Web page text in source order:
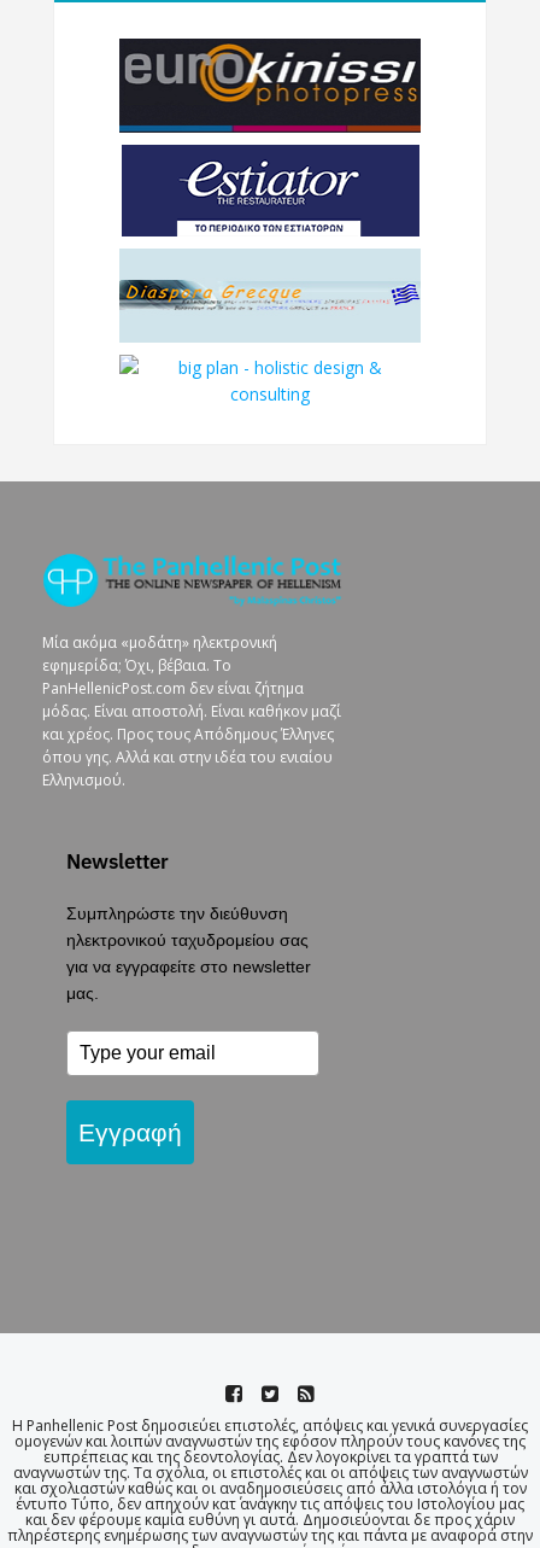
Μία ακόμα «μοδάτη» ηλεκτρονική
εφημερίδα; Όχι, βέβαια. To
PanHellenicPost.com δεν είναι ζήτημα
μόδας. Είναι αποστολή. Είναι καθήκον μαζί
και χρέος. Προς τους Απόδημους Έλληνες
όπου γης. Αλλά και στην ιδέα του ενιαίου
Ελληνισμού.
Newsletter
Συμπληρώστε την διεύθυνση
ηλεκτρονικού ταχυδρομείου σας
για να εγγραφείτε στο newsletter
μας.
Εγγραφή
Η Panhellenic Post δημοσιεύει επιστολές, απόψεις και γενικά συνεργασίες
ομογενών και λοιπών αναγνωστών της εφόσον πληρούν τους κανόνες της
ευπρέπειας και της δεοντολογίας. Δεν λογοκρίνει τα γραπτά των
αναγνωστών της. Τα σχόλια, οι επιστολές και οι απόψεις των αναγνωστών
και σχολιαστών καθώς και οι αναδημοσιεύσεις από άλλα ιστολόγια ή τον
έντυπο Τύπο, δεν απηχούν κατ΄ ανάγκην τις απόψεις του Ιστολογίου μας
και δεν φέρουμε καμία ευθύνη γι αυτά. Δημοσιεύονται δε προς χάριν
πληρέστερης ενημέρωσης των αναγνωστών της και πάντα με αναφορά στην